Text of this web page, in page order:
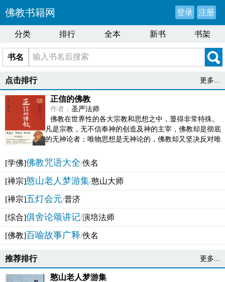
佛教书籍网 登录 注册
分类 排行 全本 新书 书架
书名
点击排行 更多...
正信的佛教
作者： 圣严法师
佛教在世界性的各大宗教和思想之中，显得非常特殊。
凡是宗教，无不信奉神的创造及神的主宰，佛教却是彻底
的无神论者；唯物思想是无神论的，佛教却又坚决反对唯
[学佛]佛教咒语大全/佚名
[禅宗]憨山老人梦游集/憨山大师
[禅宗]五灯会元/普济
[综合]俱舍论颂讲记/演培法师
[佛教]百喻故事广释/佚名
推荐排行 更多...
憨山老人梦游集